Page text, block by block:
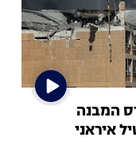
המבנה
איראני